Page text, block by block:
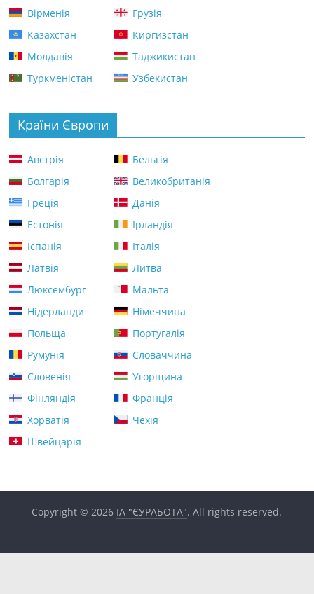
Вірменія
Грузія
Казахстан
Киргизстан
Молдавія
Таджикистан
Туркменістан
Узбекистан
Країни Європи
Австрія
Бельгія
Болгарія
Великобританія
Греція
Данія
Естонія
Ірландія
Іспанія
Італія
Латвія
Литва
Люксембург
Мальта
Нідерланди
Німеччина
Польща
Португалія
Румунія
Словаччина
Словенія
Угорщина
Фінляндія
Франція
Хорватія
Чехія
Швейцарія
Copyright © 2026 ІА "ЄУРАБОТА". All rights reserved.